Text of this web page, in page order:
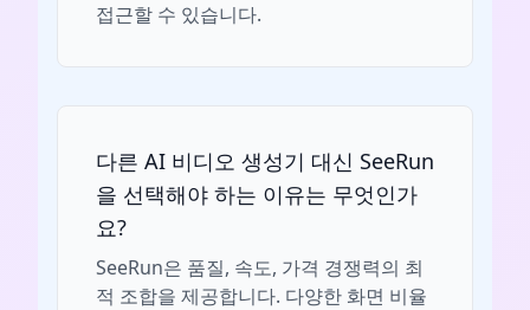
접근할 수 있습니다.
다른 AI 비디오 생성기 대신 SeeRun
을 선택해야 하는 이유는 무엇인가
요?
SeeRun은 품질, 속도, 가격 경쟁력의 최
적 조합을 제공합니다. 다양한 화면 비율